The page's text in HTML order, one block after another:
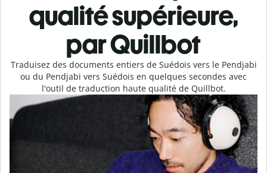
qualité supérieure,
par Quillbot
Traduisez des documents entiers de Suédois vers le Pendjabi
ou du Pendjabi vers Suédois en quelques secondes avec
l'outil de traduction haute qualité de Quillbot.